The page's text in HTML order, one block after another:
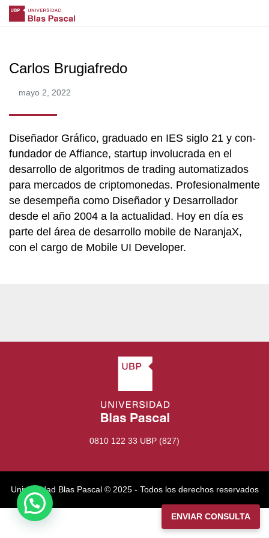
Carlos Brugiafredo
mayo 2, 2022
Diseñador Gráfico, graduado en IES siglo 21 y con-
fundador de Affiance, startup involucrada en el
desarrollo de algoritmos de trading automatizados
para mercados de criptomonedas. Profesionalmente
se desempeña como Diseñador y Desarrollador
desde el año 2004 a la actualidad. Hoy en día es
parte del área de desarrollo mobile de NaranjaX,
con el cargo de Mobile UI Developer.
0810 122 33 UBP (827)
Universidad Blas Pascal ©️ 2025 - Todos los derechos reservados
ENVIAR CONSULTA